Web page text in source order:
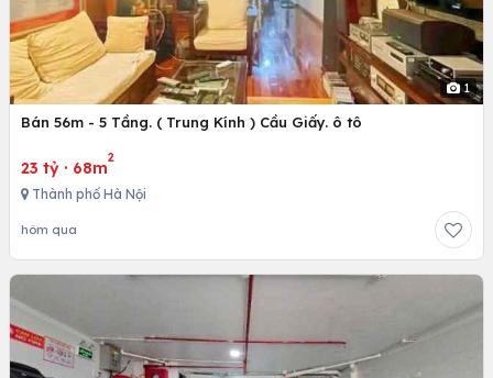
1
Bán 56m - 5 Tầng. ( Trung Kính ) Cầu Giấy. ô tô
23 tỷ · 68m
2
Thành phố Hà Nội
hôm qua